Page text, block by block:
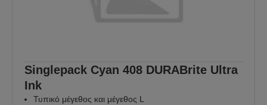
Singlepack Cyan 408 DURABrite Ultra
Ink
Τυπικό μέγεθος και μέγεθος L